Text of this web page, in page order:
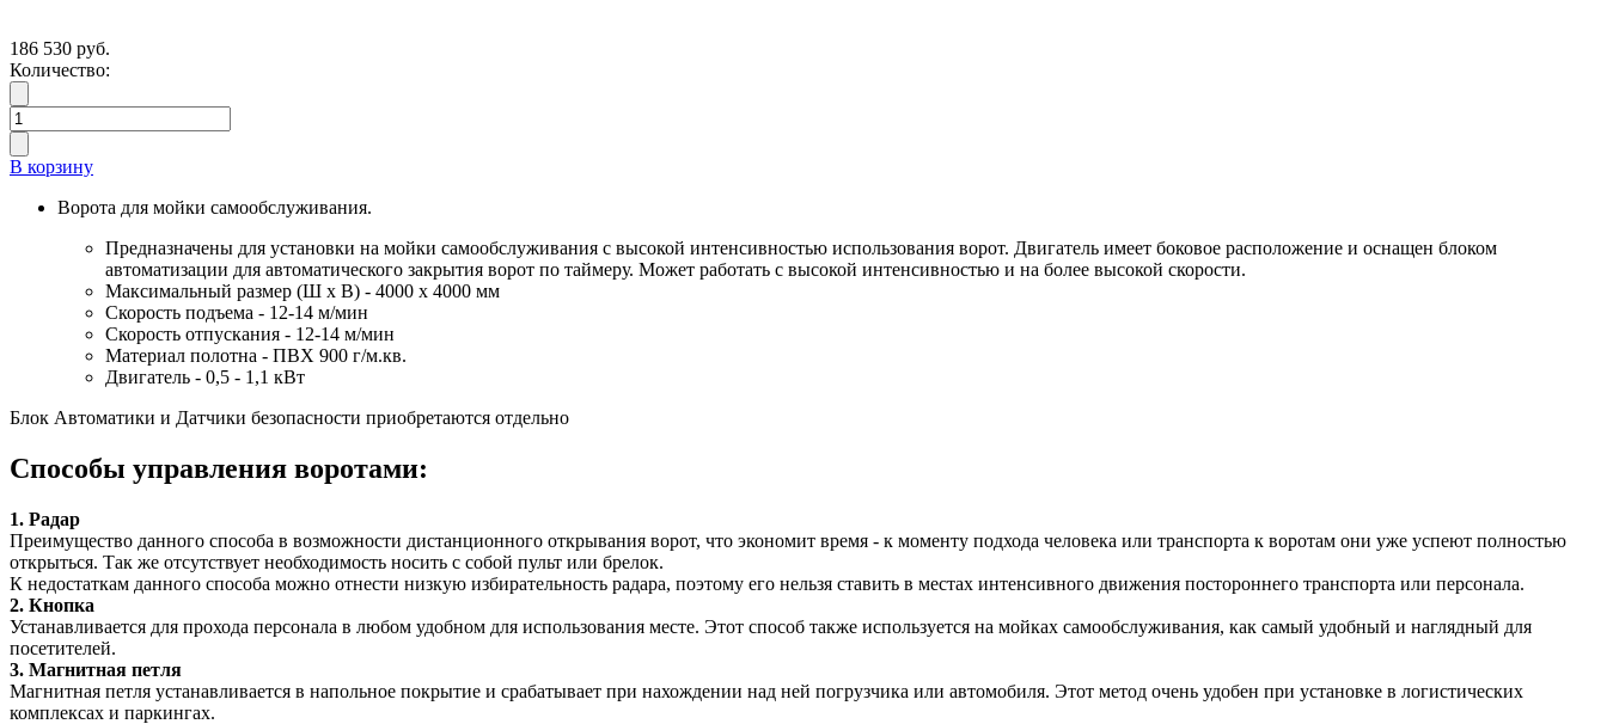
186 530 руб.
Количество:
В корзину
Ворота для мойки самообслуживания.
Предназначены для установки на мойки самообслуживания с высокой интенсивностью использования ворот. Двигатель имеет боковое расположение и оснащен блоком
автоматизации для автоматического закрытия ворот по таймеру. Может работать с высокой интенсивностью и на более высокой скорости.
Максимальный размер (Ш х В) - 4000 х 4000 мм
Скорость подъема - 12-14 м/мин
Скорость отпускания - 12-14 м/мин
Материал полотна - ПВХ 900 г/м.кв.
Двигатель - 0,5 - 1,1 кВт
Блок Автоматики и Датчики безопасности приобретаются отдельно
Способы управления воротами:
1. Радар
Преимущество данного способа в возможности дистанционного открывания ворот, что экономит время - к моменту подхода человека или транспорта к воротам они уже успеют полностью
открыться. Так же отсутствует необходимость носить с собой пульт или брелок.
К недостаткам данного способа можно отнести низкую избирательность радара, поэтому его нельзя ставить в местах интенсивного движения постороннего транспорта или персонала.
​2. Кнопка
Устанавливается для прохода персонала в любом удобном для использования месте. Этот способ также используется на мойках самообслуживания, как самый удобный и наглядный для
посетителей.
3. Магнитная петля
Магнитная петля устанавливается в напольное покрытие и срабатывает при нахождении над ней погрузчика или автомобиля. Этот метод очень удобен при установке в логистических
комплексах и паркингах.